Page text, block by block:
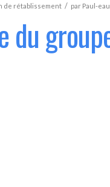
de rétablissement / par Paul-eau
du